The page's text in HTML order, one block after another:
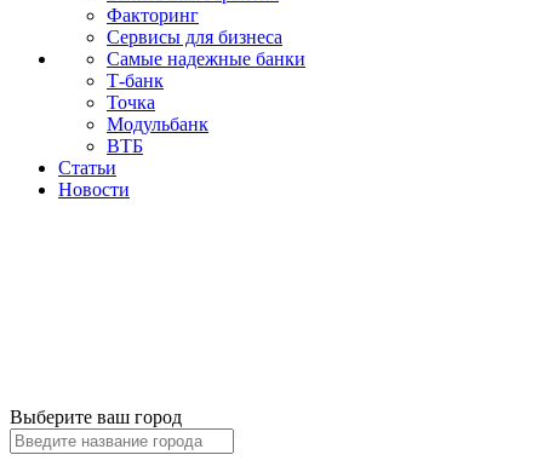
Факторинг
Сервисы для бизнеса
Самые надежные банки
Т-банк
Точка
Модульбанк
ВТБ
Статьи
Новости
Выберите ваш город